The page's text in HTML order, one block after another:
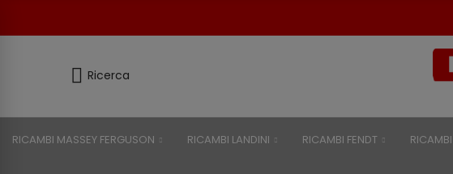
Ricerca
RICAMBI MASSEY FERGUSON RICAMBI LANDINI RICAMBI FENDT